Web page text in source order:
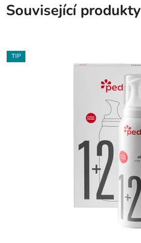
Související produkty
TIP